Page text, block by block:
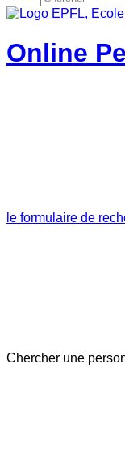
Online
le formulaire de
Chercher une